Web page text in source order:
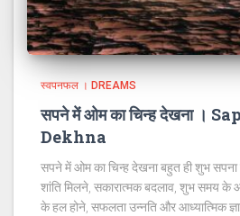
स्वपनफल । DREAMS
सपने में ओम का चिन्ह देखना ।
Dekhna
सपने में ओम का चिन्ह देखना बहुत ही शुभ सपना
शांति मिलने, सकारात्मक बदलाव, शुभ समय के
के हल होने, सफलता उन्नति और आध्यात्मिक